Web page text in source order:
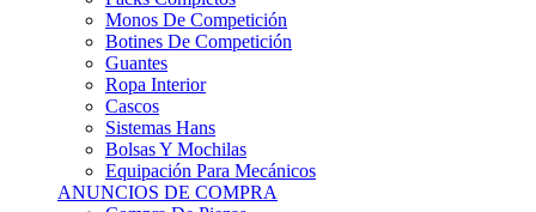
Botines De Competición
Guantes
Ropa Interior
Cascos
Sistemas Hans
Bolsas Y Mochilas
Equipación Para Mecánicos
ANUNCIOS DE COMPRA
Compra De Piezas
Compra De Neumáticos